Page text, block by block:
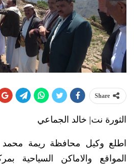
Share
الثورة نت| خالد الجماعي
اطلع وكيل محافظة ريمة محمد
المواقع والاماكن السياحية